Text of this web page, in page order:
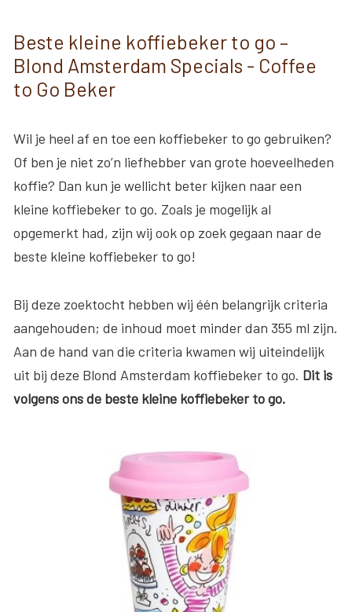
Beste kleine koffiebeker to go –
Blond Amsterdam Specials - Coffee
to Go Beker
Wil je heel af en toe een koffiebeker to go gebruiken?
Of ben je niet zo’n liefhebber van grote hoeveelheden
koffie? Dan kun je wellicht beter kijken naar een
kleine koffiebeker to go. Zoals je mogelijk al
opgemerkt had, zijn wij ook op zoek gegaan naar de
beste kleine koffiebeker to go!
Bij deze zoektocht hebben wij één belangrijk criteria
aangehouden; de inhoud moet minder dan 355 ml zijn.
Aan de hand van die criteria kwamen wij uiteindelijk
uit bij deze Blond Amsterdam koffiebeker to go. Dit is
volgens ons de beste kleine koffiebeker to go.